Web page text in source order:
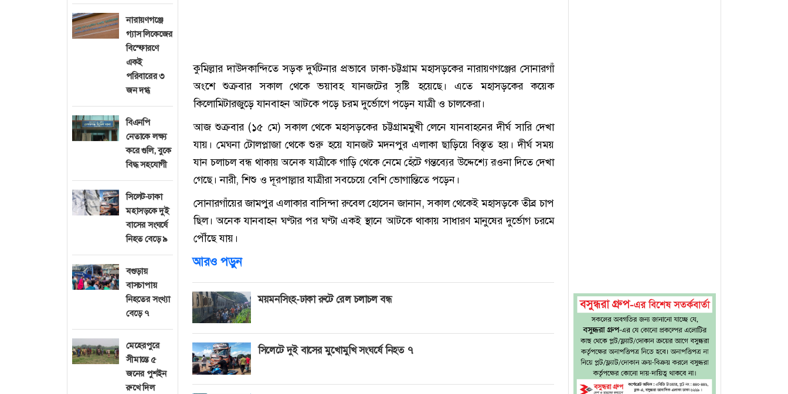
নারায়ণগঞ্জে
গ্যাস লিকেজের
বিস্ফোরণে
একই
পরিবারের ৩
জন দগ্ধ
বিএনপি
নেতাকে লক্ষ্য
করে গুলি, বুকে
বিদ্ধ সহযোগী
সিলেট-ঢাকা
মহাসড়কে দুই
বাসের সংঘর্ষে
নিহত বেড়ে ৯
বগুড়ায়
বাসচাপায়
নিহতের সংখ্যা
বেড়ে ৭
মেহেরপুরে
সীমান্তে ৫
জনের পুশইন
রুখে দিল
কুমিল্লার দাউদকান্দিতে সড়ক দুর্ঘটনার প্রভাবে ঢাকা-চট্টগ্রাম মহাসড়কের নারায়ণগঞ্জের সোনারগাঁ
অংশে শুক্রবার সকাল থেকে ভয়াবহ যানজটের সৃষ্টি হয়েছে। এতে মহাসড়কের কয়েক
কিলোমিটারজুড়ে যানবাহন আটকে পড়ে চরম দুর্ভোগে পড়েন যাত্রী ও চালকেরা।
আজ শুক্রবার (১৫ মে) সকাল থেকে মহাসড়কের চট্টগ্রামমুখী লেনে যানবাহনের দীর্ঘ সারি দেখা
যায়। মেঘনা টোলপ্লাজা থেকে শুরু হয়ে যানজট মদনপুর এলাকা ছাড়িয়ে বিস্তৃত হয়। দীর্ঘ সময়
যান চলাচল বন্ধ থাকায় অনেক যাত্রীকে গাড়ি থেকে নেমে হেঁটে গন্তব্যের উদ্দেশ্যে রওনা দিতে দেখা
গেছে। নারী, শিশু ও দূরপাল্লার যাত্রীরা সবচেয়ে বেশি ভোগান্তিতে পড়েন।
সোনারগাঁয়ের জামপুর এলাকার বাসিন্দা রুবেল হোসেন জানান, সকাল থেকেই মহাসড়কে তীব্র চাপ
ছিল। অনেক যানবাহন ঘণ্টার পর ঘণ্টা একই স্থানে আটকে থাকায় সাধারণ মানুষের দুর্ভোগ চরমে
পৌঁছে যায়।
আরও পড়ুন
ময়মনসিংহ-ঢাকা রুটে রেল চলাচল বন্ধ
সিলেটে দুই বাসের মুখোমুখি সংঘর্ষে নিহত ৭